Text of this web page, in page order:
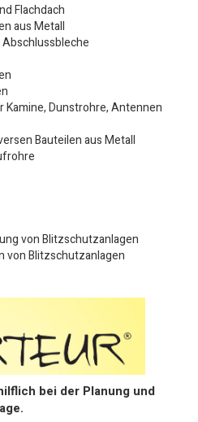
Flachdach
aus Metall
Dunstrohre, Antennen
Bauteilen aus Metall
von Blitzschutzanlagen
von Blitzschutzanlagen
bei der Planung und